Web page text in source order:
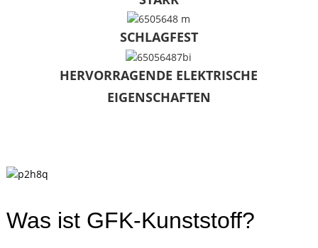
SCHLAGFEST
HERVORRAGENDE ELEKTRISCHE
EIGENSCHAFTEN
Was ist GFK-Kunststoff?